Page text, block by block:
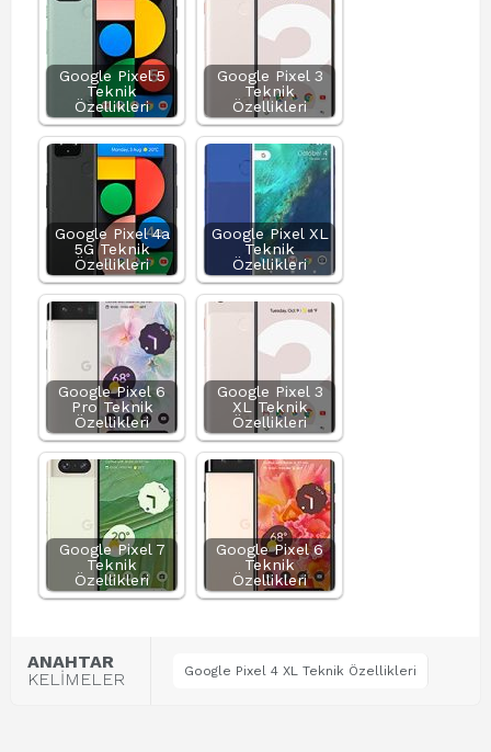
Google Pixel 5
Teknik
Özellikleri
Google Pixel 3
Teknik
Özellikleri
Google Pixel 4a
5G Teknik
Özellikleri
Google Pixel XL
Teknik
Özellikleri
Google Pixel 6
Pro Teknik
Özellikleri
Google Pixel 3
XL Teknik
Özellikleri
Google Pixel 7
Teknik
Özellikleri
Google Pixel 6
Teknik
Özellikleri
ANAHTAR
KELİMELER
Google Pixel 4 XL Teknik Özellikleri